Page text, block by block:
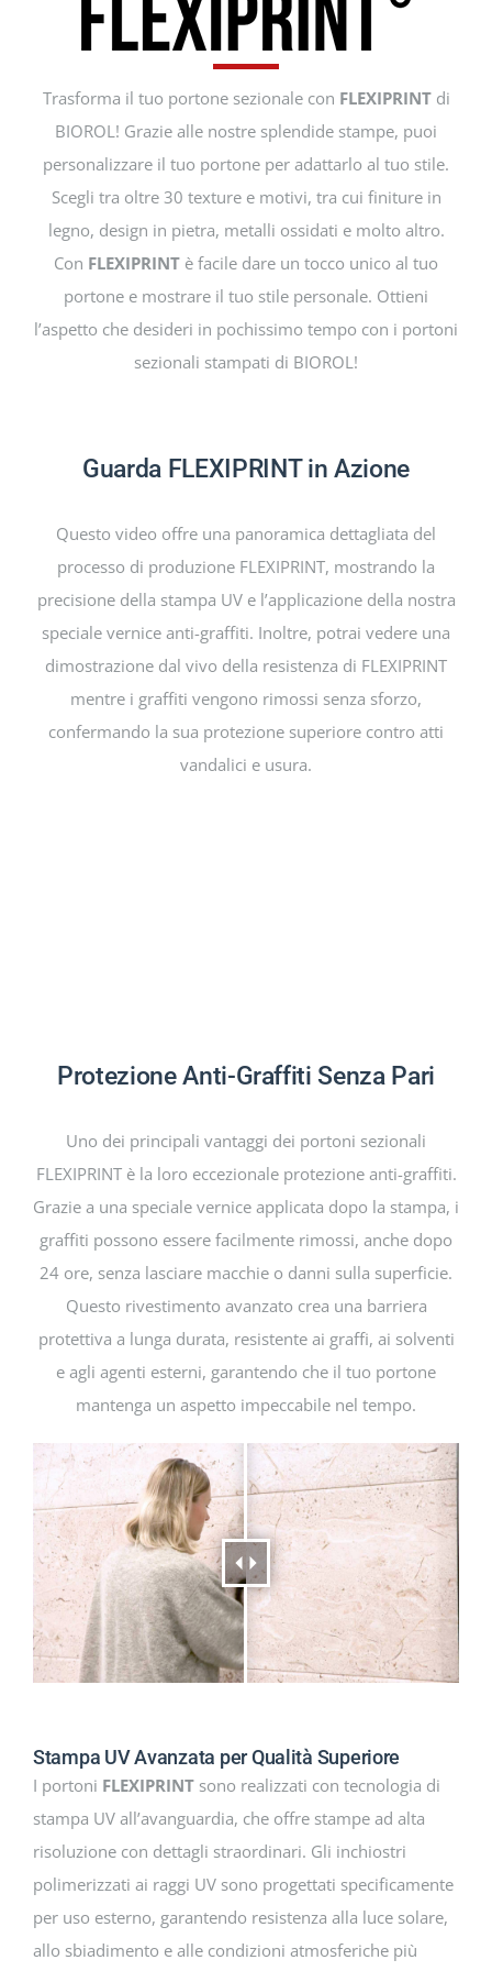
NOVITÀ
CONTATTI
Trasforma il tuo portone sezionale con FLEXIPRINTdi
BIOROL! Grazie alle nostre splendide stampe, puoi
personalizzare il tuo portone per adattarlo al tuo stile.
Scegli tra oltre 30 texture e motivi, tra cui finiture in
legno, design in pietra, metalli ossidati e molto altro.
Con FLEXIPRINT è facile dare un tocco unico al tuo
portone e mostrare il tuo stile personale. Ottieni
l’aspetto che desideri in pochissimo tempo con i portoni
sezionali stampati di BIOROL!
Guarda FLEXIPRINT in Azione
Questo video offre una panoramica dettagliata del
processo di produzione FLEXIPRINT, mostrando la
precisione della stampa UV e l’applicazione della nostra
speciale vernice anti-graffiti. Inoltre, potrai vedere una
dimostrazione dal vivo della resistenza di FLEXIPRINT
mentre i graffiti vengono rimossi senza sforzo,
confermando la sua protezione superiore contro atti
vandalici e usura.
Protezione Anti-Graffiti Senza Pari
Uno dei principali vantaggi dei portoni sezionali
FLEXIPRINT è la loro eccezionale protezione anti-graffiti.
Grazie a una speciale vernice applicata dopo la stampa, i
graffiti possono essere facilmente rimossi, anche dopo
24 ore, senza lasciare macchie o danni sulla superficie.
Questo rivestimento avanzato crea una barriera
protettiva a lunga durata, resistente ai graffi, ai solventi
e agli agenti esterni, garantendo che il tuo portone
mantenga un aspetto impeccabile nel tempo.
Stampa UV Avanzata per Qualità Superiore
I portoni FLEXIPRINTsono realizzati con tecnologia di
stampa UV all’avanguardia, che offre stampe ad alta
risoluzione con dettagli straordinari. Gli inchiostri
polimerizzati ai raggi UV sono progettati specificamente
per uso esterno, garantendo resistenza alla luce solare,
allo sbiadimento e alle condizioni atmosferiche più